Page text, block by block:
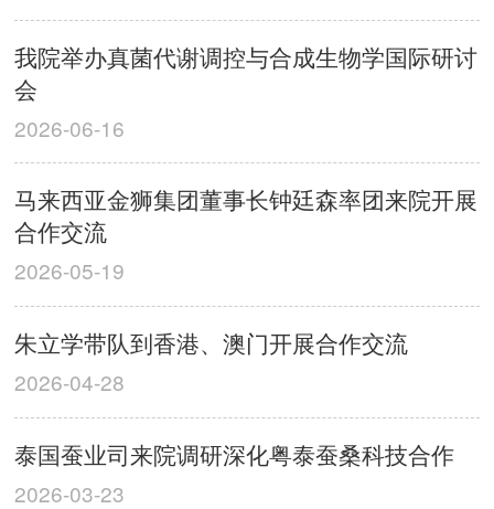
我院举办真菌代谢调控与合成生物学国际研讨
会
2026-06-16
马来西亚金狮集团董事长钟廷森率团来院开展
合作交流
2026-05-19
朱立学带队到香港、澳门开展合作交流
2026-04-28
泰国蚕业司来院调研深化粤泰蚕桑科技合作
2026-03-23